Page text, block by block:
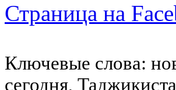
Страница на
Ключевые слова:
сегодня,